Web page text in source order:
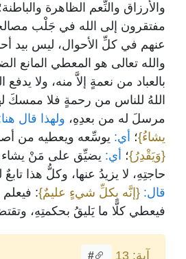
والأرزاق والنِّعم الظاهرة
مفتقرون إلى الله في جَلْب
عنهم في كلِّ الأحوال، ليس بيد
والله تعالى هو المعطي المانع
بالعباد من نعمةٍ إلاَّ منه، ولا يدفع
اللهُ للناس من رحمةٍ فلا ممسكَ
مرسلَ له من بعدِهِ، ولهذا قال
يشاءُ}؛ أي: يوسِّعه ويعطيه من
{وَيَقْدِرُ}؛ أي: يضيِّق على مَنْ يشاء
حاجتِهِ، لا يزيدُ عنها، وكلُّ هذا
قال: {إنَّه بكلِّ شيءٍ عليمٌ}: فيعلم
فيعطي كلًّا ما يَليقُ بحكمتِهِ،
آية: 13 #